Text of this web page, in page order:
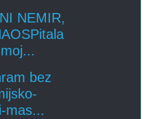
NEMIR,
bez
mas...